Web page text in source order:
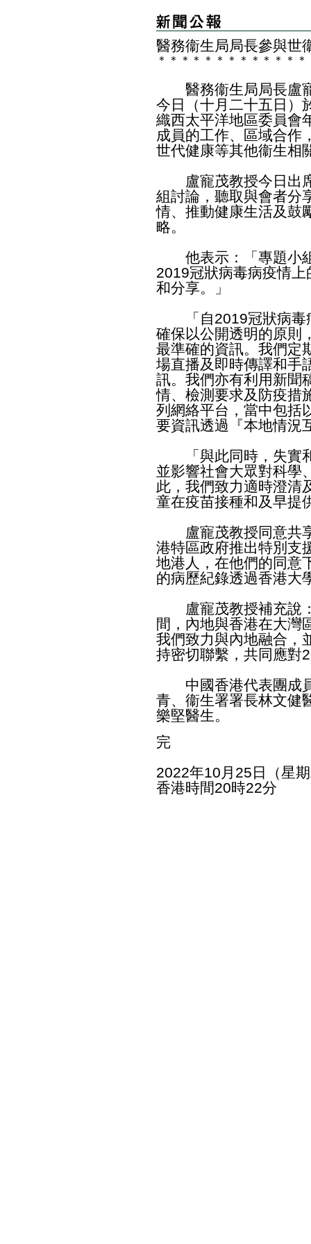
醫務衞生局局長參與世
＊ ＊ ＊ ＊ ＊ ＊ ＊ ＊ ＊ ＊ ＊ ＊ ＊
醫務衞生局局長盧寵
今日（十月二十五日）
織西太平洋地區委員會
成員的工作、區域合作
世代健康等其他衞生相
盧寵茂教授今日出席
組討論，聽取與會者分
情、推動健康生活及鼓
略。
他表示：「專題小組
2019冠狀病毒病疫情
和分享。」
「自2019冠狀病毒
確保以公開透明的原則
最準確的資訊。我們定
場直播及即時傳譯和手
訊。我們亦有利用新聞
情、檢測要求及防疫措
列網絡平台，當中包括
要資訊透過『本地情況
「與此同時，失實和
並影響社會大眾對科學
此，我們致力適時澄清
童在疫苗接種和及早提
盧寵茂教授同意共享
港特區政府推出特別支
地港人，在他們的同意
的病歷紀錄透過香港大
盧寵茂教授補充說：
間，內地與香港在大灣
我們致力與內地融合，
持密切聯繫，共同應對
中國香港代表團成員
青、衞生署署長林文健
樂堅醫生。
完
2022年10月25日（星
香港時間20時22分